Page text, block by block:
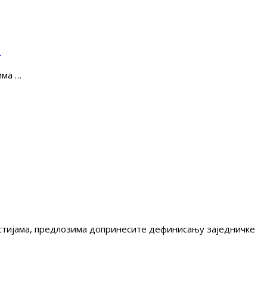
…
предлозима допринесите дефинисању заједничке